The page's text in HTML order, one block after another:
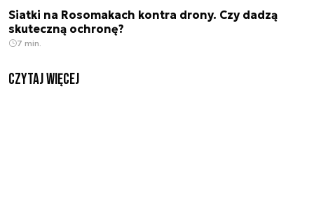
Siatki na Rosomakach kontra drony. Czy dadzą
skuteczną ochronę?
7 min.
czytaj więcej